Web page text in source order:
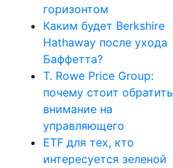
горизонтом
Каким будет Berkshire
Hathaway после ухода
Баффетта?
T. Rowe Price Group:
почему стоит обратить
внимание на
управляющего
ETF для тех, кто
интересуется зеленой